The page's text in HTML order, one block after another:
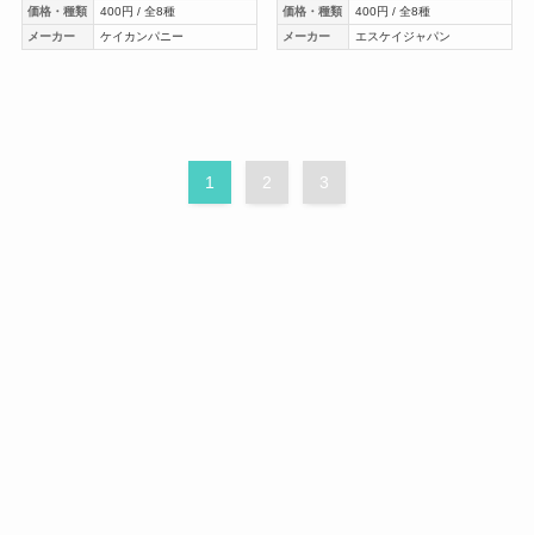
価格・種類
400円 / 全8種
メーカー
ケイカンパニー
価格・種類
400円 / 全8種
メーカー
エスケイジャパン
1 2 3